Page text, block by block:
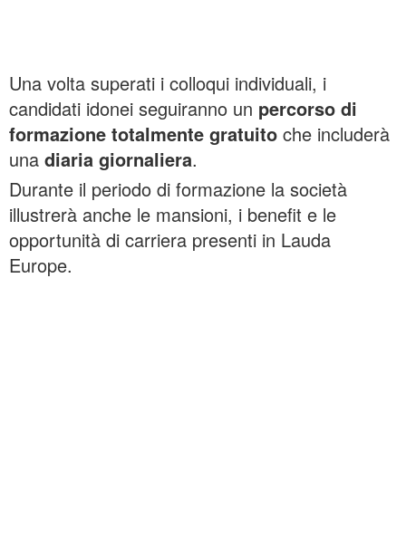
Una volta superati i colloqui individuali, i
candidati idonei seguiranno un percorso di
formazione totalmente gratuito che includerà
una diaria giornaliera.
Durante il periodo di formazione la società
illustrerà anche le mansioni, i benefit e le
opportunità di carriera presenti in Lauda
Europe.